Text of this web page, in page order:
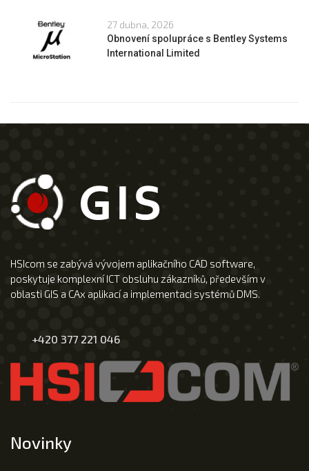
27 dubna, 2026
Obnovení spolupráce s Bentley Systems
International Limited
HSIcom se zabývá vývojem aplikačního CAD software,
poskytuje komplexní ICT obsluhu zákazníků, především v
oblasti GIS a CAx aplikací a implementaci systémů DMS.
+420 377 221 046
Novinky